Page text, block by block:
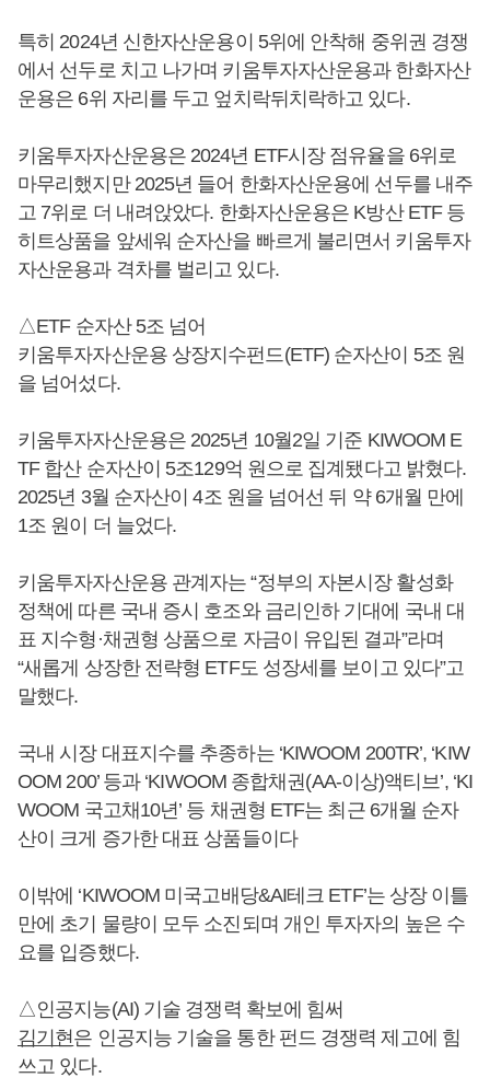
특히 2024년 신한자산운용이 5위에 안착해 중위권 경쟁
에서 선두로 치고 나가며 키움투자자산운용과 한화자산
운용은 6위 자리를 두고 엎치락뒤치락하고 있다.
키움투자자산운용은 2024년 ETF시장 점유율을 6위로
마무리했지만 2025년 들어 한화자산운용에 선두를 내주
고 7위로 더 내려앉았다. 한화자산운용은 K방산 ETF 등
히트상품을 앞세워 순자산을 빠르게 불리면서 키움투자
자산운용과 격차를 벌리고 있다.
△ETF 순자산 5조 넘어
키움투자자산운용 상장지수펀드(ETF) 순자산이 5조 원
을 넘어섰다.
키움투자자산운용은 2025년 10월2일 기준 KIWOOM E
TF 합산 순자산이 5조129억 원으로 집계됐다고 밝혔다.
2025년 3월 순자산이 4조 원을 넘어선 뒤 약 6개월 만에
1조 원이 더 늘었다.
키움투자자산운용 관계자는 “정부의 자본시장 활성화
정책에 따른 국내 증시 호조와 금리인하 기대에 국내 대
표 지수형·채권형 상품으로 자금이 유입된 결과”라며
“새롭게 상장한 전략형 ETF도 성장세를 보이고 있다”고
말했다.
국내 시장 대표지수를 추종하는 ‘KIWOOM 200TR’, ‘KIW
OOM 200’ 등과 ‘KIWOOM 종합채권(AA-이상)액티브’, ‘KI
WOOM 국고채10년’ 등 채권형 ETF는 최근 6개월 순자
산이 크게 증가한 대표 상품들이다
이밖에 ‘KIWOOM 미국고배당&AI테크 ETF’는 상장 이틀
만에 초기 물량이 모두 소진되며 개인 투자자의 높은 수
요를 입증했다.
△인공지능(AI) 기술 경쟁력 확보에 힘써
김기현은 인공지능 기술을 통한 펀드 경쟁력 제고에 힘
쓰고 있다.